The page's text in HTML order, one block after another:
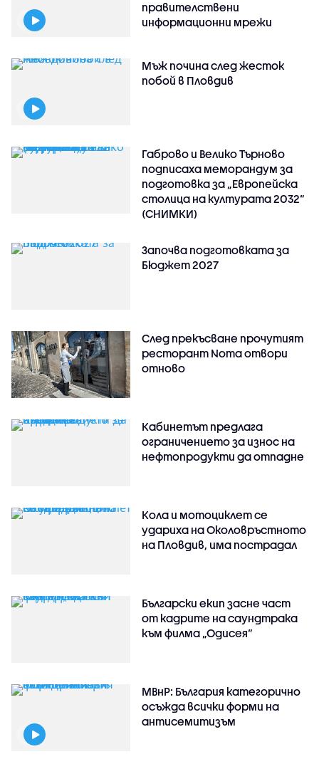
правителствени
информационни мрежи
Мъж почина след жесток
побой в Пловдив
Габрово и Велико Търново
подписаха меморандум за
подготовка за „Европейска
столица на културата 2032“
(СНИМКИ)
Започва подготовката за
Бюджет 2027
След прекъсване прочутият
ресторант Noma отвори
отново
Кабинетът предлага
ограничението за износ на
нефтопродукти да отпадне
Кола и мотоциклет се
удариха на Околовръстното
на Пловдив, има пострадал
Български екип засне част
от кадрите на саундтрака
към филма „Одисея“
МВнР: България категорично
осъжда всички форми на
антисемитизъм